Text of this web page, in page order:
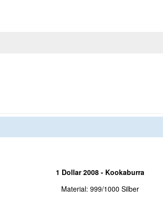
1 Dollar 2008 - Kookaburra
Material: 999/1000 Silber